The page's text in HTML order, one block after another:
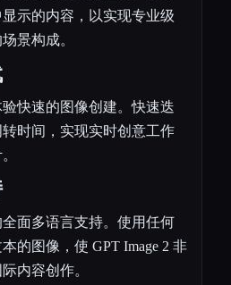
示的内容，以实现专业级
景构成。
快速的图像创建。快速迭
时间，实现实时创意工作
面多语言支持。使用任何
的图像，使 GPT Image 2 非
内容创作。